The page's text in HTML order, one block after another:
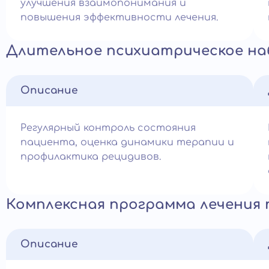
улучшения взаимопонимания и
повышения эффективности лечения.
Длительное психиатрическое
Описание
Регулярный контроль состояния
пациента, оценка динамики терапии и
профилактика рецидивов.
Комплексная программа
Описание